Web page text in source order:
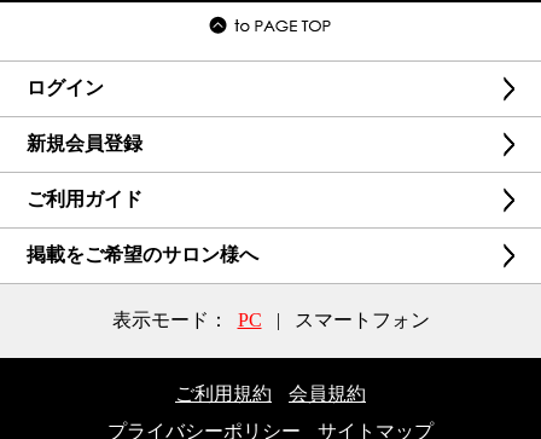
ログイン
新規会員登録
ご利用ガイド
掲載をご希望のサロン様へ
表示モード： PC | スマートフォン
ご利用規約
会員規約
プライバシーポリシー
サイトマップ